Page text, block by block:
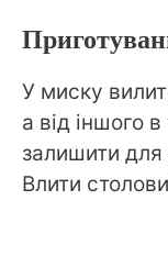
У миску
а від іншого
залишити для
Влити